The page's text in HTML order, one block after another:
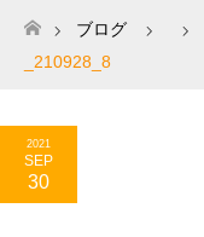
ホーム
ブログ
_210928_8
2021
SEP
30